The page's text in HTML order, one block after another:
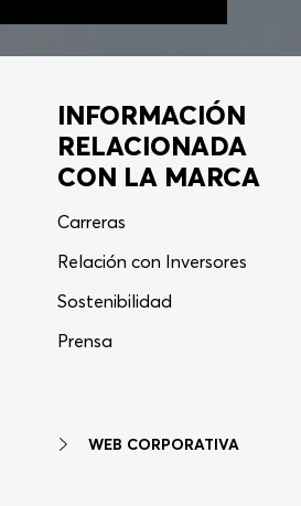
INFORMACIÓN
RELACIONADA
CON LA MARCA
Carreras
Relación con Inversores
Sostenibilidad
Prensa
WEB CORPORATIVA